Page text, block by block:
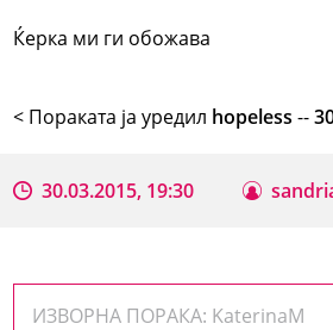
Ќерка ми ги обожава
< Поракaта ја уредил hopeless --
30.03.2015, 19:30
ИЗВОРНА ПОРАКА: KaterinaM